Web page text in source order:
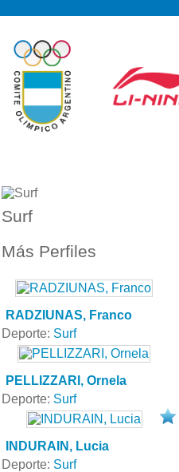
Surf
Más Perfiles
RADZIUNAS, Franco
Deporte: Surf
PELLIZZARI, Ornela
Deporte: Surf
INDURAIN, Lucia
Deporte: Surf